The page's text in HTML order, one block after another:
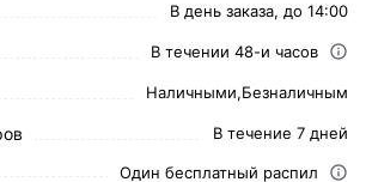
В день заказа, до 14:00
В течении 48-и часов
Наличными,Безналичным
В течение 7 дней
Один бесплатный распил